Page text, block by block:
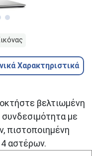
Χαρακτηριστικά
βελτιωμένη
με
πιστοποιημένη
4 αστέρων.